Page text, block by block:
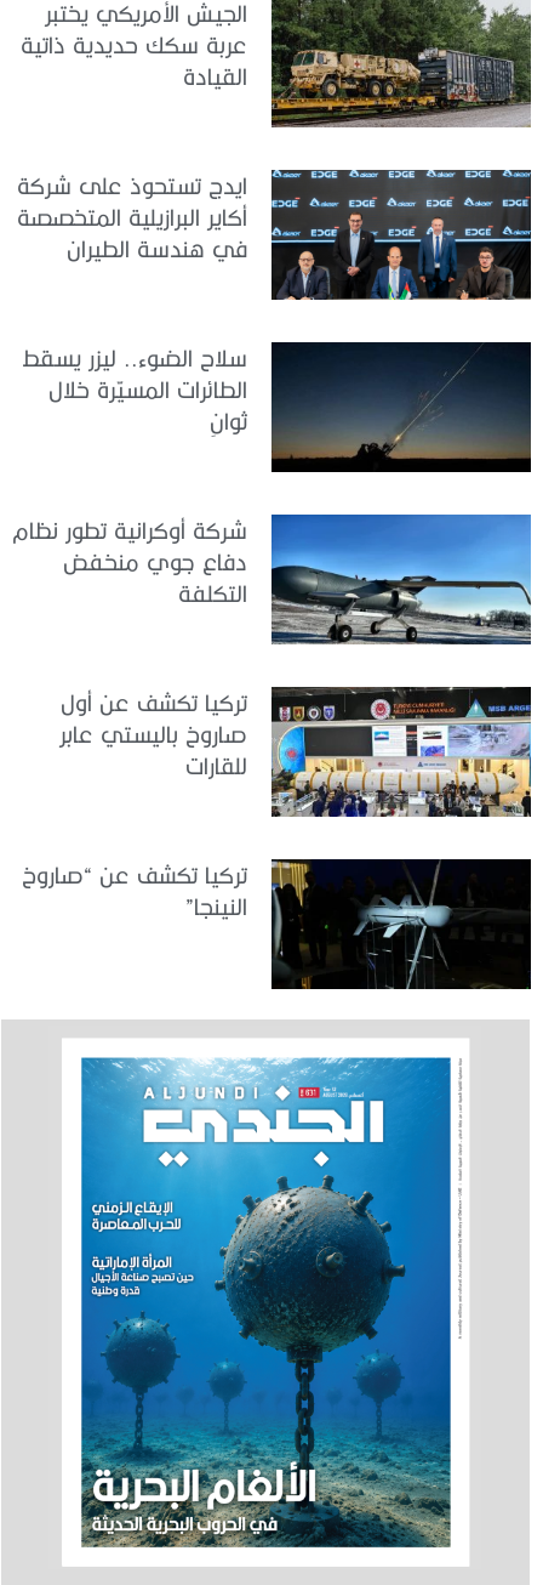
الجيش الأمريكي يختبر
عربة سكك حديدية ذاتية
القيادة
ايدج تستحوذ على شركة
أكاير البرازيلية المتخصصة
في هندسة الطيران
سلاح الضوء.. ليزر يسقط
الطائرات المسيّرة خلال
ثوانٍ
شركة أوكرانية تطور نظام
دفاع جوي منخفض
التكلفة
تركيا تكشف عن أول
صاروخ باليستي عابر
للقارات
تركيا تكشف عن “صاروخ
النينجا”